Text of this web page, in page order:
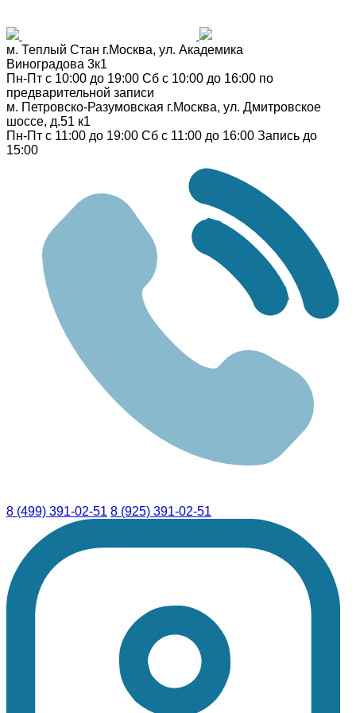
м. Теплый Стан г.Москва, ул. Академика
Виноградова 3к1
Пн-Пт с 10:00 до 19:00 Сб с 10:00 до 16:00 по
предварительной записи
м. Петровско-Разумовская г.Москва, ул. Дмитровское
шоссе, д.51 к1
Пн-Пт с 11:00 до 19:00 Сб с 11:00 до 16:00 Запись до
15:00
8 (499) 391-02-51 8 (925) 391-02-51